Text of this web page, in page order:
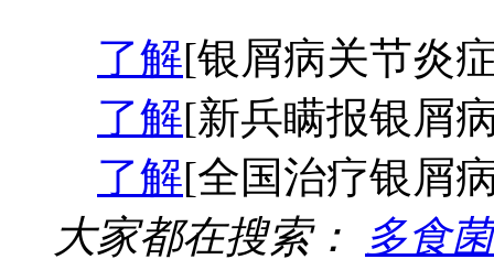
了解[银屑病关节炎
了解[新兵瞒报银屑
了解[全国治疗银屑
大家都在搜索：
多食